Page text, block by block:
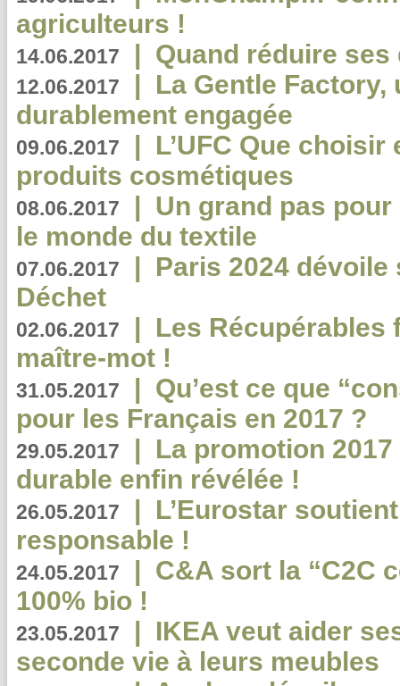
agriculteurs !
14.06.2017 | Quand réduire
12.06.2017 | La Gentle
durablement engagée
09.06.2017 | L’UFC Que
produits cosmétiques
08.06.2017 | Un grand pas
le monde du textile
07.06.2017 | Paris 2024
Déchet
02.06.2017 | Les Récupérables
maître-mot !
31.05.2017 | Qu’est ce que
pour les Français en 2017 ?
29.05.2017 | La promotion
durable enfin révélée !
26.05.2017 | L’Eurostar
responsable !
24.05.2017 | C&A sort la “C2C
100% bio !
23.05.2017 | IKEA veut aider
seconde vie à leurs meubles